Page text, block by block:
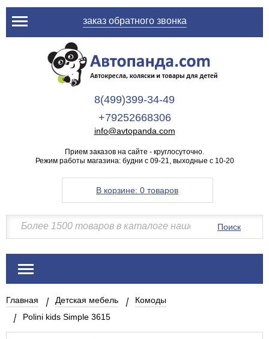
заказ обратного звонка
8(499)399-34-49
+79252668306
info@avtopanda.com
Прием заказов на сайте - круглосуточно.
Режим работы магазина: будни с 09-21, выходные с 10-20
В корзине: 0 товаров
Поиск
Главная Детская мебель
Комоды
Polini kids Simple 3615